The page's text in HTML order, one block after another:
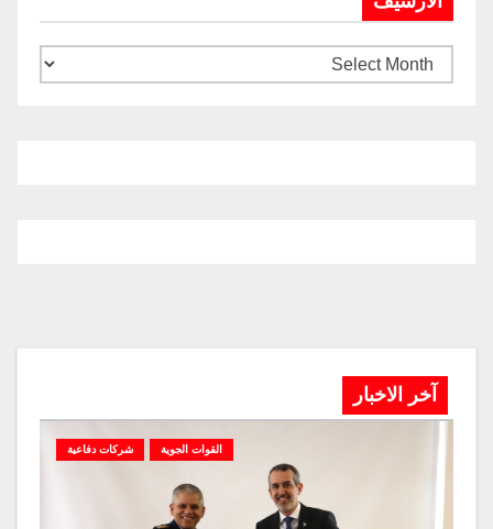
آخر الاخبار
القوات الجوية شركات دفاعية